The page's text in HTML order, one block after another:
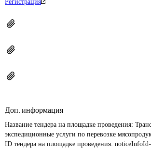
Регистрация
Доп. информация
Название тендера на площадке проведения:
экспедиционные услуги по перевозке
ID тендера на площадке проведения: